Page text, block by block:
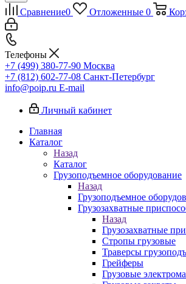
Сравнение0 Отложенные 0
Телефоны
+7 (499) 380-77-90 Москва
+7 (812) 602-77-08 Санкт-Петербург
info@poip.ru E-mail
Личный кабинет
Главная
Каталог
Назад
Каталог
Грузоподъемное оборудование
Назад
Грузоподъемное
Грузозахватные
Назад
Грузозахватные
Стропы грузовые
Траверсы
Грейферы
Грузовые